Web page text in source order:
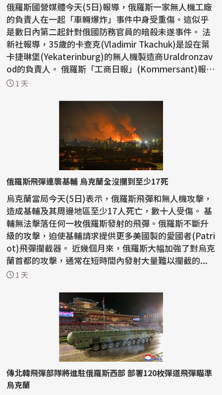
俄羅斯國營媒體今天(5日)報導，俄羅斯一家無人機工廠
的負責人在一起「車輛爆炸」事件中身受重傷。這似乎
是數日內第二起針對俄國防務官員的暗殺未遂事件。 法
新社報導，35歲的卡查克(Vladimir Tkachuk)是設在葉
卡捷琳堡(Yekaterinburg)的無人機製造商Uraldronzav
od的負責人。 俄羅斯「工商日報」(Kommersant)報
導，...
1 天
俄羅斯飛彈連襲基輔 烏克蘭全沒攔到至少17死
烏克蘭當局今天(5日)表示，俄羅斯飛彈和無人機攻擊，
造成基輔及其周邊地區至少17人死亡，數十人受傷。 基
輔無法擊落任何一枚俄羅斯發射的飛彈。俄羅斯不斷升
級的攻擊，迫使基輔請求提供更多美國製的愛國者(Patri
ot)飛彈攔截器。 近幾個月來，俄羅斯大幅加強了對烏克
蘭首都的攻擊，通常在短時間內發射大量難以攔截的...
1 天
傳北韓飛彈部隊將進駐俄羅斯西部 部署120枚彈道飛彈瞄準
烏克蘭